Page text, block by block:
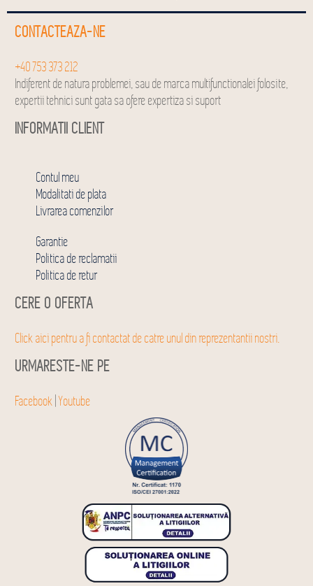
CONTACTEAZA-NE
+40 753 373 212
Indiferent de natura problemei, sau de marca multifunctionalei folosite,
expertii tehnici sunt gata sa ofere expertiza si suport
INFORMATII CLIENT
Contul meu
Modalitati de plata
Livrarea comenzilor
Garantie
Politica de reclamatii
Politica de retur
CERE O OFERTA
Click aici pentru a fi contactat de catre unul din reprezentantii nostri.
URMARESTE-NE PE
Facebook |Youtube